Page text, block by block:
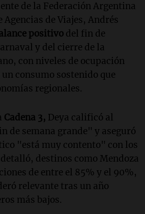
de la Federación Argentina
Agencias de Viajes, Andrés
positivo del fin de
y del cierre de la
con niveles de ocupación
consumo sostenido que
regionales.
Cadena 3, Deya calificó al
de semana grande" y aseguró
"está muy contento" con los
destinos como Mendoza
de entre el 85% y el 90%,
relevante tras un año
más bajos.